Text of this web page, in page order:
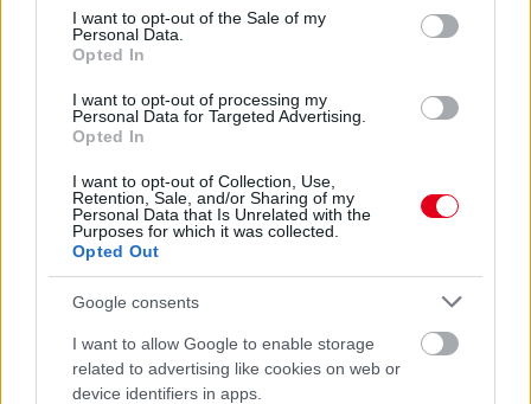
consent section.
I want to opt-out of the Sale of my
Personal Data.
Opted In
I want to opt-out of processing my
Personal Data for Targeted Advertising.
Opted In
I want to opt-out of Collection, Use,
Retention, Sale, and/or Sharing of my
Personal Data that Is Unrelated with the
Purposes for which it was collected.
Opted Out
Google consents
I want to allow Google to enable storage
related to advertising like cookies on web or
device identifiers in apps.
Hamarosan leáll az idei F1-es fejlesztésekkel a Cadillac